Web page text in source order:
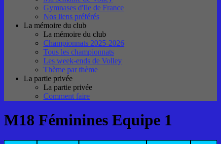
Gymnases d'Ile de France
Nos liens préférés
La mémoire du club
La mémoire du club
Championnats 2025-2026
Tous les championnats
Les week-ends de Volley
Thème par thème
La partie privée
La partie privée
Comment faire
M18 Féminines Equipe 1